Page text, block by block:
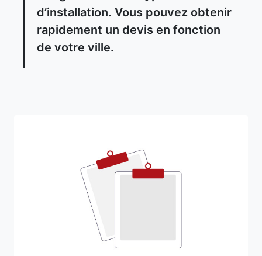
d’installation. Vous pouvez obtenir
rapidement un devis en fonction
de votre ville.